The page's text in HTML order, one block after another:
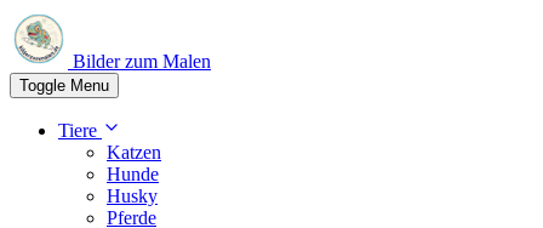
Bilder zum Malen
Toggle Menu
Tiere
Katzen
Hunde
Husky
Pferde